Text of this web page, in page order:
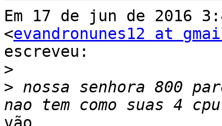
Em 17 de jun de 2016
<evandronunes12 at
escreveu:
>
> nossa senhora 800